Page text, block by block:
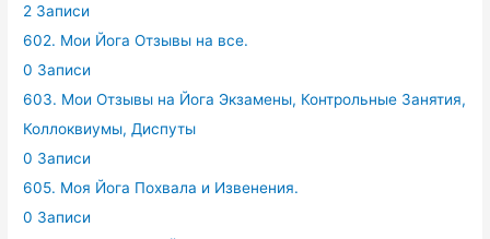
2 Записи
602. Мои Йога Отзывы на все.
0 Записи
603. Мои Отзывы на Йога Экзамены, Контрольные Занятия,
Коллоквиумы, Диспуты
0 Записи
605. Моя Йога Похвала и Извенения.
0 Записи